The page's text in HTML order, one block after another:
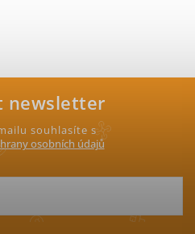
newsletter
souhlasíte s
osobních údajů